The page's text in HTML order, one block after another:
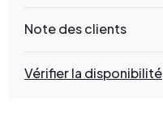
Note des clients
Vérifier la disponibilité